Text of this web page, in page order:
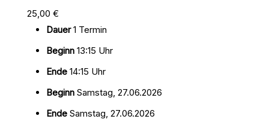
25,00 €
Dauer 1 Termin
Beginn 13:15 Uhr
Ende 14:15 Uhr
Beginn Samstag, 27.06.2026
Ende Samstag, 27.06.2026